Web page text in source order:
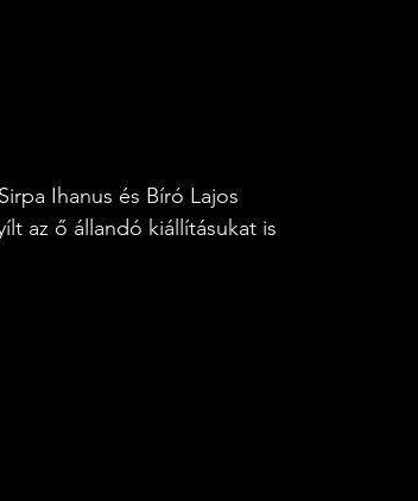
Ihanus és Bíró Lajos
az ő állandó kiállításukat is